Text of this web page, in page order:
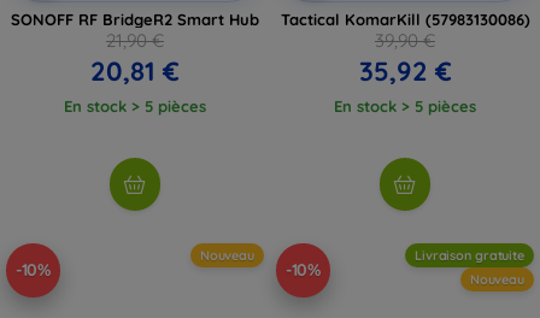
SONOFF RF BridgeR2 Smart Hub
21,90 €
20,81 €
En stock > 5 pièces
Tactical KomarKill (57983130086)
39,90 €
35,92 €
En stock > 5 pièces
-10%
Nouveau
-10%
Livraison gratuite
Nouveau